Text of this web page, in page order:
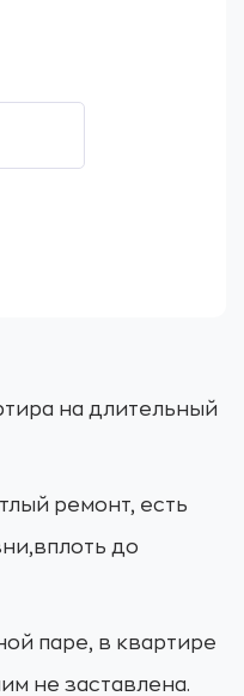
на длительный
ремонт, есть
до
паре, в квартире
не заставлена.